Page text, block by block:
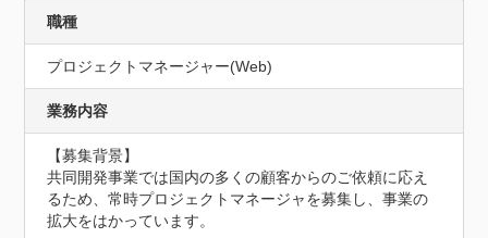
職種
プロジェクトマネージャー(Web)
業務内容
【募集背景】
共同開発事業では国内の多くの顧客からのご依頼に応え
るため、常時プロジェクトマネージャを募集し、事業の
拡大をはかっています。